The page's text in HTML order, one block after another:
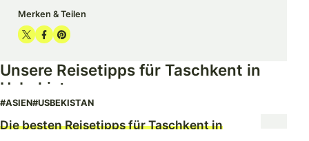
Merken & Teilen
Share
Twitter
Share
Facebook
Share
Pinterest
Unsere Reisetipps für Taschkent in
Usbekistan
#ASIEN#USBEKISTAN
Die besten Reisetipps für Taschkent in